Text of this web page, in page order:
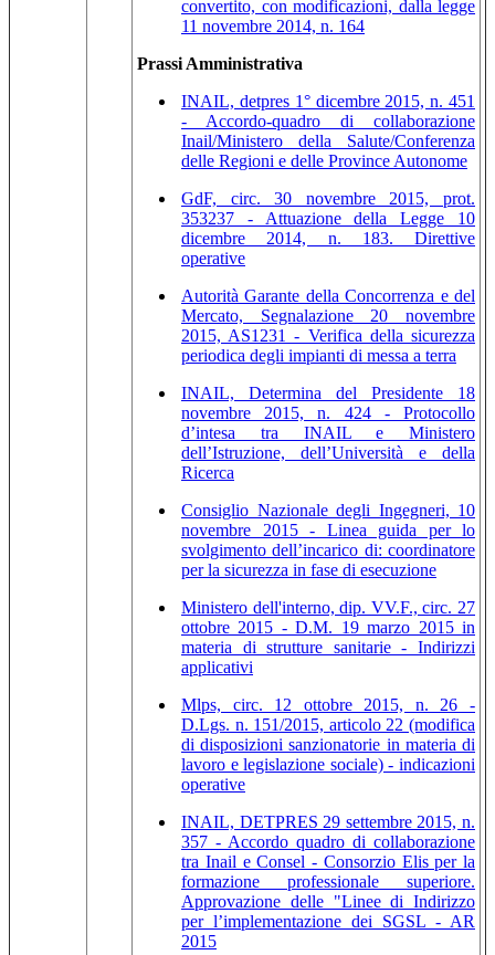
convertito, con modificazioni, dalla legge
11 novembre 2014, n. 164
Prassi Amministrativa
INAIL, detpres 1° dicembre 2015, n. 451
- Accordo-quadro di collaborazione
Inail/Ministero della Salute/Conferenza
delle Regioni e delle Province Autonome
GdF, circ. 30 novembre 2015, prot.
353237 - Attuazione della Legge 10
dicembre 2014, n. 183. Direttive
operative
Autorità Garante della Concorrenza e del
Mercato, Segnalazione 20 novembre
2015, AS1231 - Verifica della sicurezza
periodica degli impianti di messa a terra
INAIL, Determina del Presidente 18
novembre 2015, n. 424 - Protocollo
d’intesa tra INAIL e Ministero
dell’Istruzione, dell’Università e della
Ricerca
Consiglio Nazionale degli Ingegneri, 10
novembre 2015 - Linea guida per lo
svolgimento dell’incarico di: coordinatore
per la sicurezza in fase di esecuzione
Ministero dell'interno, dip. VV.F., circ. 27
ottobre 2015 - D.M. 19 marzo 2015 in
materia di strutture sanitarie - Indirizzi
applicativi
Mlps, circ. 12 ottobre 2015, n. 26 -
D.Lgs. n. 151/2015, articolo 22 (modifica
di disposizioni sanzionatorie in materia di
lavoro e legislazione sociale) - indicazioni
operative
INAIL, DETPRES 29 settembre 2015, n.
357 - Accordo quadro di collaborazione
tra Inail e Consel - Consorzio Elis per la
formazione professionale superiore.
Approvazione delle "Linee di Indirizzo
per l’implementazione dei SGSL - AR
2015